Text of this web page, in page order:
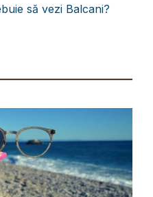
să vezi Balcani?